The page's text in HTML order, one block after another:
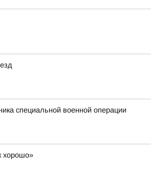
специальной военной операции
хорошо»